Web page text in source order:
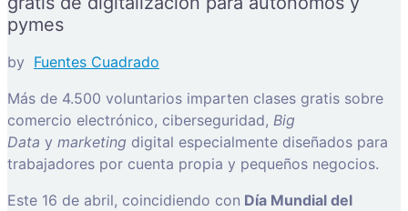
pymes
by Fuentes Cuadrado
Más de 4.500 voluntarios imparten clases gratis sobre
comercio electrónico, ciberseguridad, Big
Data y marketing digital especialmente diseñados para
trabajadores por cuenta propia y pequeños negocios.
Este 16 de abril, coincidiendo con Día Mundial del